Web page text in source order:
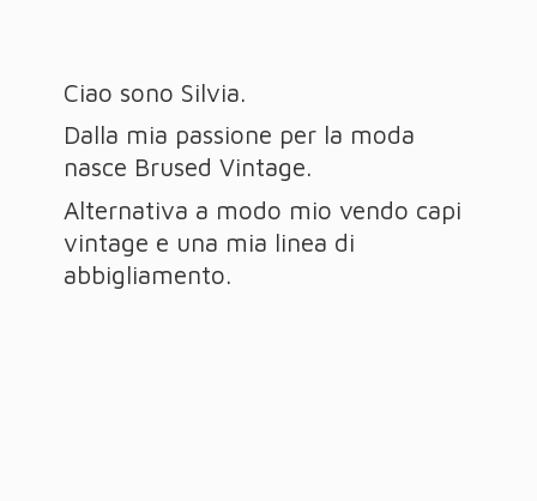
Ciao sono Silvia.
Dalla mia passione per la moda
nasce Brused Vintage.
Alternativa a modo mio vendo capi
vintage e una mia linea di
abbigliamento.